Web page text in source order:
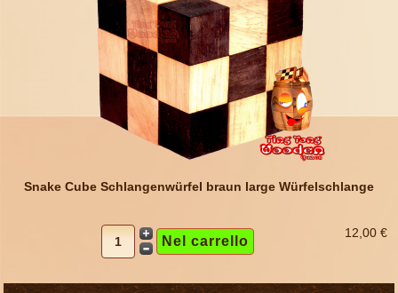
Snake Cube Schlangenwürfel braun large Würfelschlange
12,00 €